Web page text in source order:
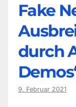
Fake
durch
9. Februar 2021